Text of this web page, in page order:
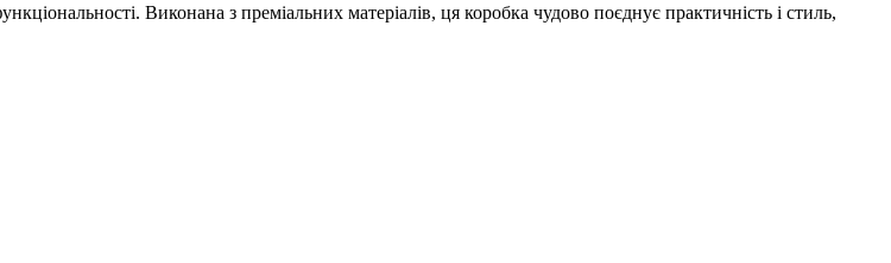
Виконана з преміальних матеріалів, ця коробка чудово поєднує практичність і стиль,